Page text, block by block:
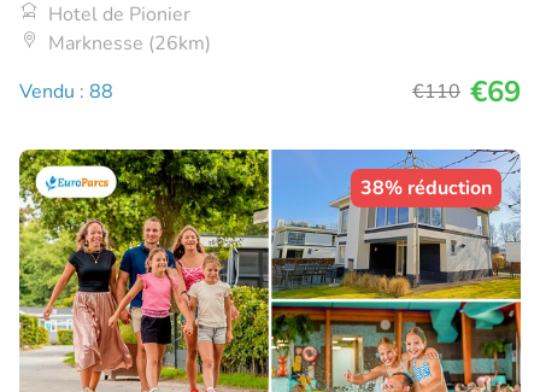
Hotel de Pionier
Marknesse (26km)
Vendu : 88
€110 €69
38% réduction